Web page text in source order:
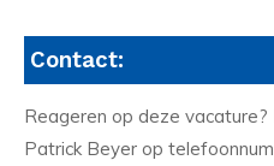
Contact:
Reageren op deze
Patrick Beyer op